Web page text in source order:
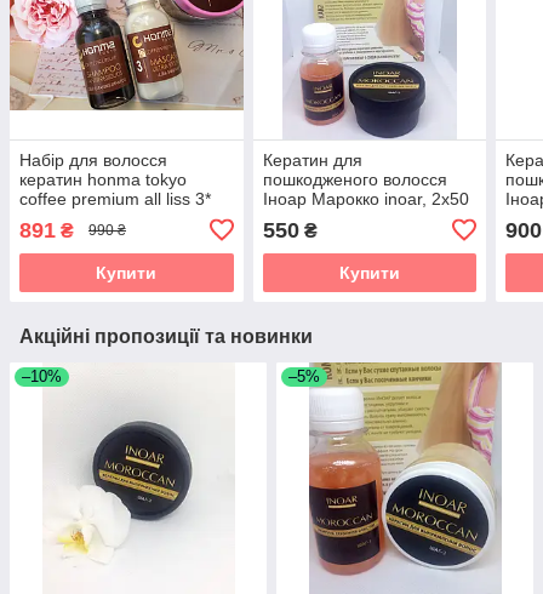
Набір для волосся
кератин honma tokyo
coffee premium all liss 3*
891 ₴ 990 ₴
Купити
Кератин для
пошкодженого волосся
Іноар Марокко inoar, 2х50
550₴
Купити
900
Акційні пропозиції та новинки
–10% –5%